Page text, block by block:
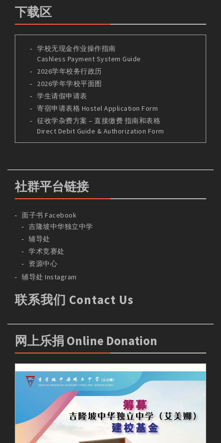
下载区
学校无现金作业操作指南
Cashless Payment System Guide
2026学年校务行政历
2026学年学校平面图
学生请假申请表
寄宿申请表格 Hostel Application Form
征收学杂费方案 – 直接缴费 指南和表格
Direct Debit Guide & Authorization Form
社群平台链接
面子书 Facebook
吉隆坡中华独立中学
辅导处
学术竞赛处
资源中心
辅导处 Instagram
联系我们 Contact Us
网上乐捐 Online Donation